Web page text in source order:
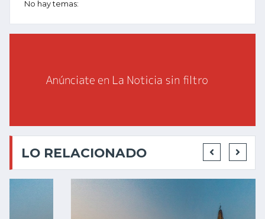
No hay temas:
LO RELACIONADO